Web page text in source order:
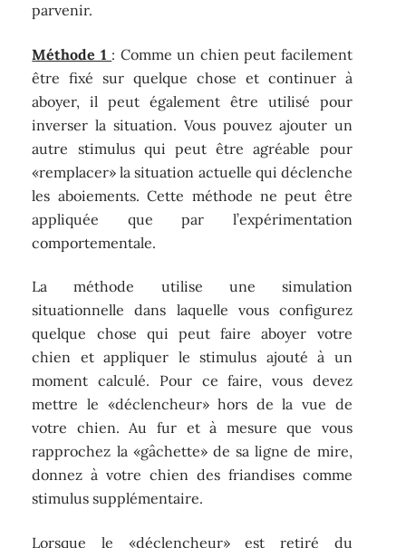
parvenir.
Méthode 1 : Comme un chien peut facilement
être fixé sur quelque chose et continuer à
aboyer, il peut également être utilisé pour
inverser la situation. Vous pouvez ajouter un
autre stimulus qui peut être agréable pour
«remplacer» la situation actuelle qui déclenche
les aboiements. Cette méthode ne peut être
appliquée que par l’expérimentation
comportementale.
La méthode utilise une simulation
situationnelle dans laquelle vous configurez
quelque chose qui peut faire aboyer votre
chien et appliquer le stimulus ajouté à un
moment calculé. Pour ce faire, vous devez
mettre le «déclencheur» hors de la vue de
votre chien. Au fur et à mesure que vous
rapprochez la «gâchette» de sa ligne de mire,
donnez à votre chien des friandises comme
stimulus supplémentaire.
Lorsque le «déclencheur» est retiré du